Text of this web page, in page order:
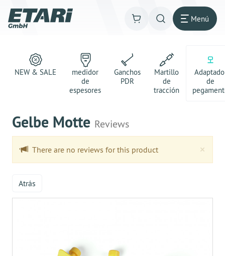
Menú
NEW & SALE
medidor
de
espesores
Ganchos
PDR
Martillo
de
tracción
de
Gelbe Motte Reviews
×
There are no reviews for this product
Atrás